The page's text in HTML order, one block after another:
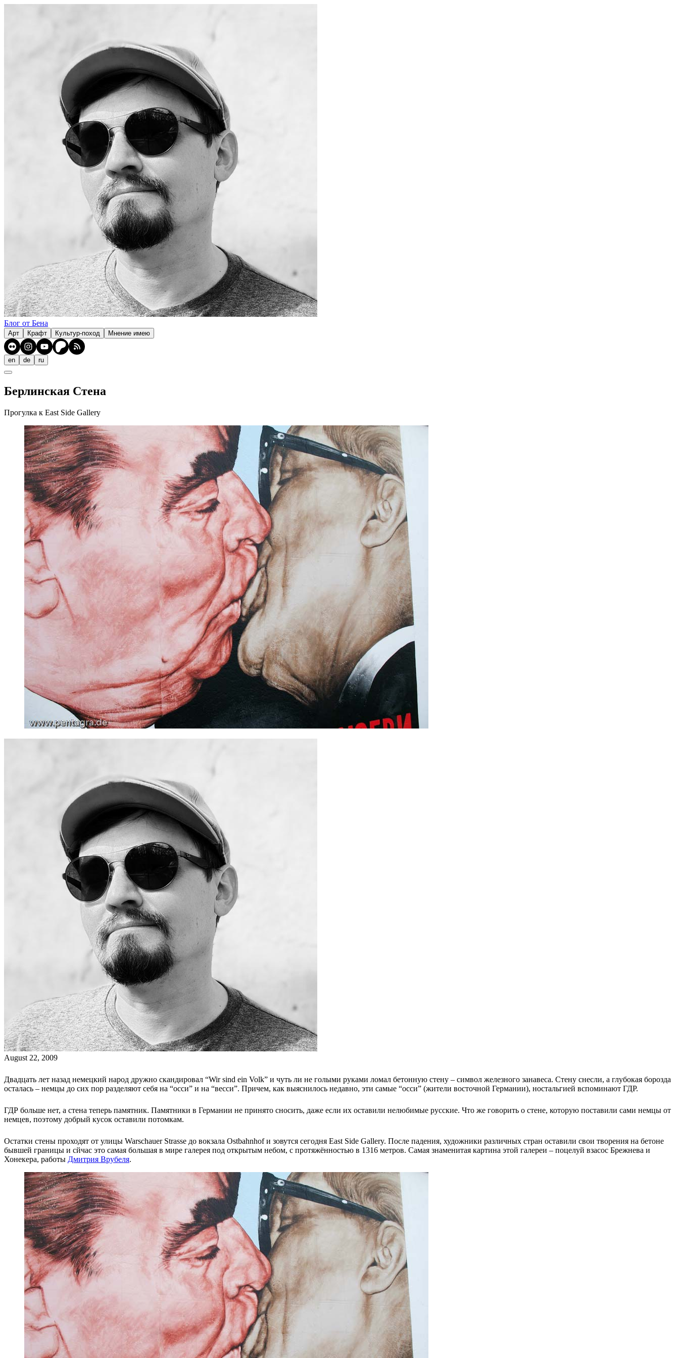
Блог от Бена
Арт Крафт Культур-поход Мнение имею
en de ru
Берлинская Стена
Прогулка к East Side Gallery
August 22, 2009
Двадцать лет назад немецкий народ дружно скандировал “Wir sind ein Volk” и чуть ли не голыми руками ломал бетонную стену – символ железного занавеса. Стену снесли, а глубокая борозда
осталась – немцы до сих пор разделяют себя на “осси” и на “весси”. Причем, как выяснилось недавно, эти самые “осси” (жители восточной Германии), ностальгией вспоминают ГДР.
ГДР больше нет, а стена теперь памятник. Памятники в Германии не принято сносить, даже если их оставили нелюбимые русские. Что же говорить о стене, которую поставили сами немцы от
немцев, поэтому добрый кусок оставили потомкам.
Остатки стены проходят от улицы Warschauer Strasse до вокзала Ostbahnhof и зовутся сегодня East Side Gallery. После падения, художники различных стран оставили свои творения на бетоне
бывшей границы и сйчас это самая большая в мире галерея под открытым небом, с протяжённостью в 1316 метров. Самая знаменитая картина этой галереи – поцелуй взасос Брежнева и
Хонекера, работы Дмитрия Врубеля.